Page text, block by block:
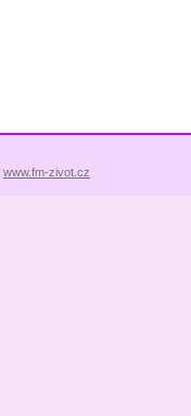
www.fm-zivot.cz